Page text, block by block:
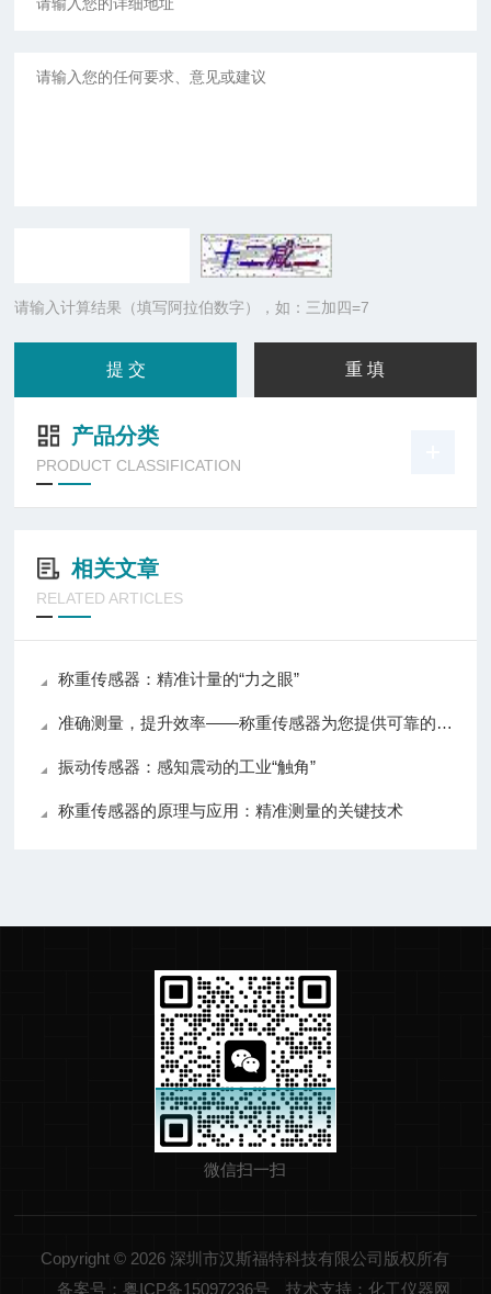
请输入计算结果（填写阿拉伯数字），如：三加四=7
产品分类
PRODUCT CLASSIFICATION
相关文章
RELATED ARTICLES
称重传感器：精准计量的“力之眼”
准确测量，提升效率——称重传感器为您提供可靠的数据支持
振动传感器：感知震动的工业“触角”
称重传感器的原理与应用：精准测量的关键技术
微信扫一扫
Copyright © 2026 深圳市汉斯福特科技有限公司版权所有
备案号：粤ICP备15097236号
技术支持：化工仪器网